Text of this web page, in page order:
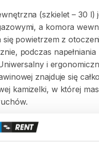
(szkielet – 30 l)
​,​ a komora
się powietrzem z
​,​ podczas napełniania
i
znajduje się
kamizelki​,​ w której
kamizelki
ciężaru między przodem